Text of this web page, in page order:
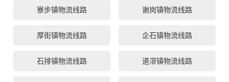
寮步镇物流线路 谢岗镇物流线路
厚街镇物流线路 企石镇物流线路
石排镇物流线路 道滘镇物流线路